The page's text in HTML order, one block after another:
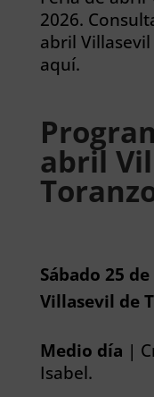
2026.
abril
aquí.
abril
Sábado 25
Villasevil de
Medio día |
Isabel.